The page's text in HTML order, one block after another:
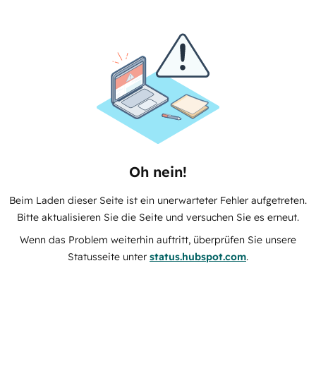
Oh nein!
Beim Laden dieser Seite ist ein unerwarteter Fehler aufgetreten.
Bitte aktualisieren Sie die Seite und versuchen Sie es erneut.
Wenn das Problem weiterhin auftritt, überprüfen Sie unsere
Statusseite unter status.hubspot.com.